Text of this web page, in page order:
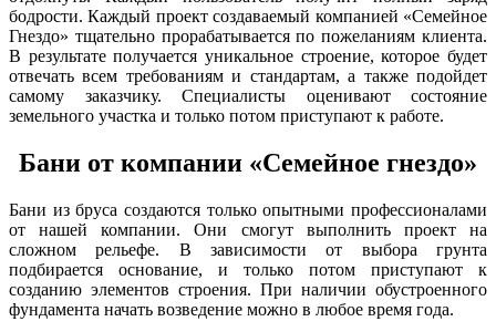
бодрости. Каждый проект создаваемый компанией «Семейное
Гнездо» тщательно прорабатывается по пожеланиям клиента.
В результате получается уникальное строение, которое будет
отвечать всем требованиям и стандартам, а также подойдет
самому заказчику. Специалисты оценивают состояние
земельного участка и только потом приступают к работе.
Бани от компании «Семейное гнездо»
Бани из бруса создаются только опытными профессионалами
от нашей компании. Они смогут выполнить проект на
сложном рельефе. В зависимости от выбора грунта
подбирается основание, и только потом приступают к
созданию элементов строения. При наличии обустроенного
фундамента начать возведение можно в любое время года.